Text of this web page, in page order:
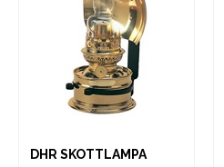
DHR SKOTTLAMPA